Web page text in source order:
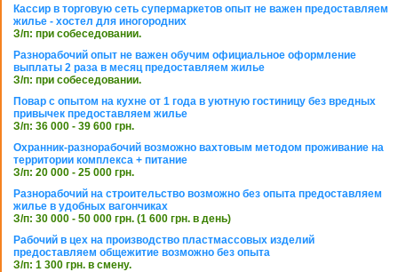
Кассир в торговую сеть супермаркетов опыт не важен предоставляем
жилье - хостел для иногородних
З/п: при собеседовании.
Разнорабочий опыт не важен обучим официальное оформление
выплаты 2 раза в месяц предоставляем жилье
З/п: при собеседовании.
Повар с опытом на кухне от 1 года в уютную гостиницу без вредных
привычек предоставляем жилье
З/п: 36 000 - 39 600 грн.
Охранник-разнорабочий возможно вахтовым методом проживание на
территории комплекса + питание
З/п: 20 000 - 25 000 грн.
Разнорабочий на строительство возможно без опыта предоставляем
жилье в удобных вагончиках
З/п: 30 000 - 50 000 грн. (1 600 грн. в день)
Рабочий в цех на производство пластмассовых изделий
предоставляем общежитие возможно без опыта
З/п: 1 300 грн. в смену.